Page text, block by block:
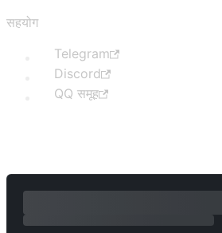
सहयोग
Telegram
Discord
QQ समूह